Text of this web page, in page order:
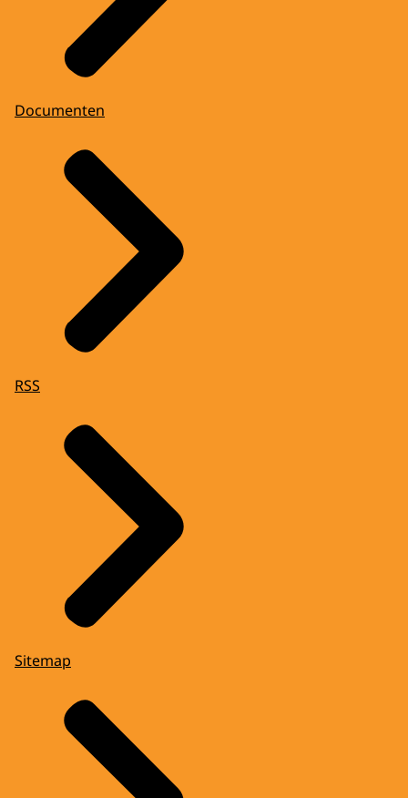
Documenten
RSS
Sitemap